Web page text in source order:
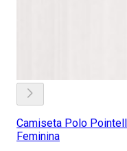
Camiseta Polo
Feminina